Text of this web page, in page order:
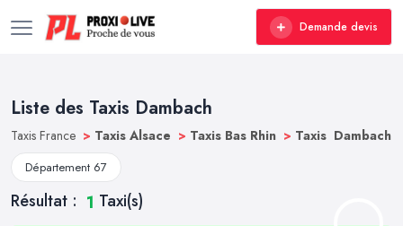
Demande devis
Liste des Taxis Dambach
Taxis France > Taxis Alsace > Taxis Bas Rhin > Taxis Dambach
Département 67
Résultat : 1 Taxi(s)